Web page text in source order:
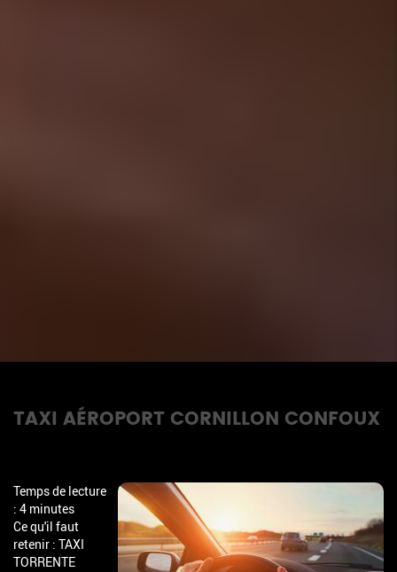
TAXI AÉROPORT CORNILLON CONFOUX
Temps de lecture
: 4 minutes
Ce qu'il faut
retenir : TAXI
TORRENTE